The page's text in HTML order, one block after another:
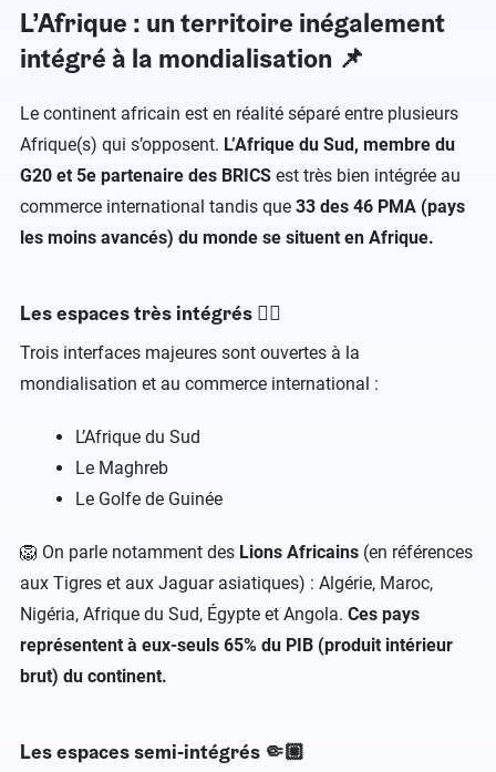
L’Afrique : un territoire inégalement
intégré à la mondialisation 📌
Le continent africain est en réalité séparé entre plusieurs
Afrique(s) qui s’opposent. L’Afrique du Sud, membre du
G20 et 5e partenaire des BRICS est très bien intégrée au
commerce international tandis que 33 des 46 PMA (pays
les moins avancés) du monde se situent en Afrique.
Les espaces très intégrés 👌🏼
Trois interfaces majeures sont ouvertes à la
mondialisation et au commerce international :
L’Afrique du Sud
Le Maghreb
Le Golfe de Guinée
🦁 On parle notamment des Lions Africains (en références
aux Tigres et aux Jaguar asiatiques) : Algérie, Maroc,
Nigéria, Afrique du Sud, Égypte et Angola. Ces pays
représentent à eux-seuls 65% du PIB (produit intérieur
brut) du continent.
Les espaces semi-intégrés 🤏🏼